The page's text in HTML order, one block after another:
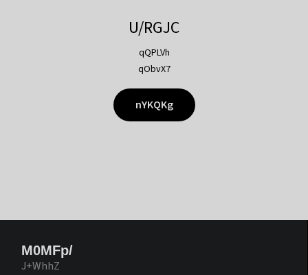
U/RGJC
qQPLVh
qObvX7
nYKQKg
M0MFp/
J+WhhZ